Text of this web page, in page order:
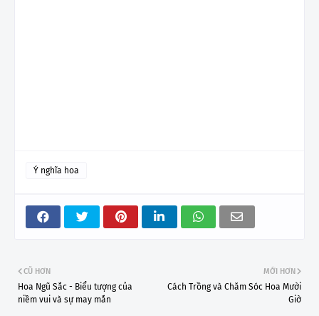
Ý nghĩa hoa
MỚI HƠN
Cách Trồng và Chăm Sóc Hoa Mười
Giờ
CŨ HƠN
Hoa Ngũ Sắc - Biểu tượng của
niềm vui và sự may mắn